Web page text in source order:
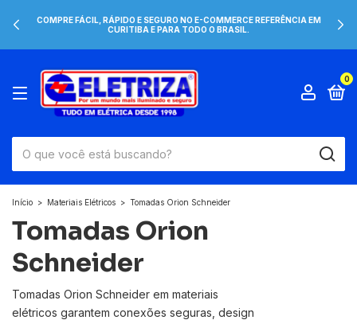
COMPRE FÁCIL, RÁPIDO E SEGURO NO E-COMMERCE REFERÊNCIA EM
CURITIBA E PARA TODO O BRASIL.
0
Início > Materiais Elétricos > Tomadas Orion Schneider
Tomadas Orion
Schneider
Tomadas Orion Schneider em materiais
elétricos garantem conexões seguras, design